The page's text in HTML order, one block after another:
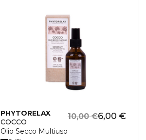
PHYTORELAX
COCCO
Olio Secco Multiuso
6,00 €
10,00 €